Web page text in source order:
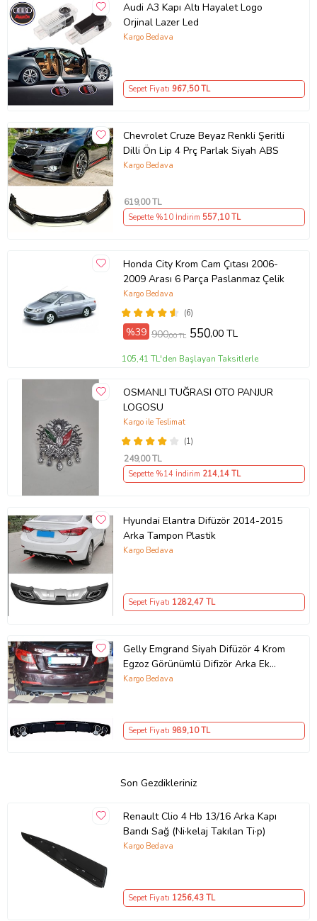
Audi A3 Kapı Altı Hayalet Logo
Orjinal Lazer Led
Kargo Bedava
Sepet Fiyatı 967,50 TL
Chevrolet Cruze Beyaz Renkli Şeritli
Dilli Ön Lip 4 Prç Parlak Siyah ABS
Kargo Bedava
619,00 TL
Sepette %10 İndirim 557,10 TL
Honda City Krom Cam Çıtası 2006-
2009 Arası 6 Parça Paslanmaz Çelik
(6)
Kargo Bedava
%39 900,00 TL 550,00 TL
105,41 TL'den Başlayan Taksitlerle
OSMANLI TUĞRASI OTO PANJUR
LOGOSU
(1)
Kargo ile Teslimat
249,00 TL
Sepette %14 İndirim 214,14 TL
Hyundai Elantra Difüzör 2014-2015
Arka Tampon Plastik
Kargo Bedava
Sepet Fiyatı 1282,47 TL
Gelly Emgrand Siyah Difüzör 4 Krom
Egzoz Görünümlü Difizör Arka Ek
Body Kit
Kargo Bedava
Sepet Fiyatı 989,10 TL
Son Gezdikleriniz
Renault Clio 4 Hb 13/16 Arka Kapı
Bandı Sağ (Ni·kelaj Takılan Ti·p)
Kargo Bedava
Sepet Fiyatı 1256,43 TL